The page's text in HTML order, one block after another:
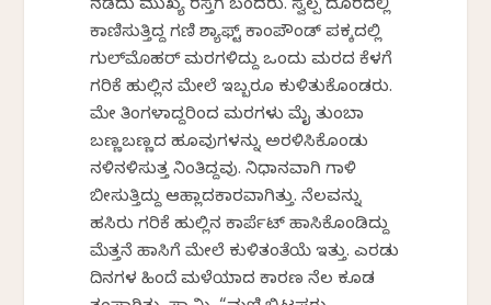
ನಡೆದು ಮುಖ್ಯ ರಸ್ತೆಗೆ ಬಂದರು. ಸ್ವಲ್ಪ ದೂರದಲ್ಲಿ
ಕಾಣಿಸುತ್ತಿದ್ದ ಗಣಿ ಶ್ಯಾಫ್ಟ್ ಕಾಂಪೌಂಡ್ ಪಕ್ಕದಲ್ಲಿ
ಗುಲ್‌ಮೊಹರ್ ಮರಗಳಿದ್ದು ಒಂದು ಮರದ ಕೆಳಗೆ
ಗರಿಕೆ ಹುಲ್ಲಿನ ಮೇಲೆ ಇಬ್ಬರೂ ಕುಳಿತುಕೊಂಡರು.
ಮೇ ತಿಂಗಳಾದ್ದರಿಂದ ಮರಗಳು ಮೈ ತುಂಬಾ
ಬಣ್ಣಬಣ್ಣದ ಹೂವುಗಳನ್ನು ಅರಳಿಸಿಕೊಂಡು
ನಳಿನಳಿಸುತ್ತ ನಿಂತಿದ್ದವು. ನಿಧಾನವಾಗಿ ಗಾಳಿ
ಬೀಸುತ್ತಿದ್ದು ಆಹ್ಲಾದಕಾರವಾಗಿತ್ತು. ನೆಲವನ್ನು
ಹಸಿರು ಗರಿಕೆ ಹುಲ್ಲಿನ ಕಾರ್ಪೆಟ್ ಹಾಸಿಕೊಂಡಿದ್ದು
ಮೆತ್ತನೆ ಹಾಸಿಗೆ ಮೇಲೆ ಕುಳಿತಂತೆಯೆ ಇತ್ತು. ಎರಡು
ದಿನಗಳ ಹಿಂದೆ ಮಳೆಯಾದ ಕಾರಣ ನೆಲ ಕೂಡ